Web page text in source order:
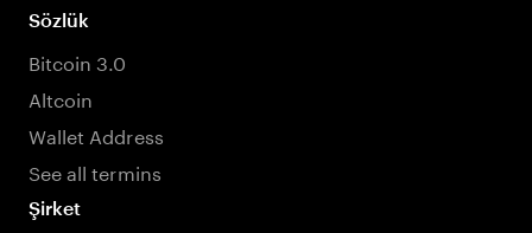
Sözlük
Bitcoin 3.0
Altcoin
Wallet Address
See all termins
Şirket